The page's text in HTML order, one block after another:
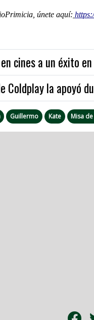
únete aquí:
cines a un éxito
Coldplay la apoyó
Guillermo Kate Misa